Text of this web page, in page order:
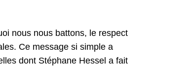
nous nous battons, le respect
Ce message si simple a
dont Stéphane Hessel a fait